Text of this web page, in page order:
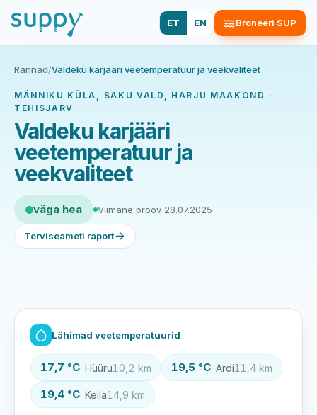
ET EN Broneeri SUP
Rannad/Valdeku karjääri veetemperatuur ja veekvaliteet
MÄNNIKU KÜLA, SAKU VALD, HARJU MAAKOND ·
TEHISJÄRV
Valdeku karjääri
veetemperatuur ja
veekvaliteet
väga hea Viimane proov 28.07.2025
Terviseameti raport
Lähimad veetemperatuurid
17,7 °C· Hüüru10,2 km 19,5 °C· Ardi11,4 km
19,4 °C· Keila14,9 km